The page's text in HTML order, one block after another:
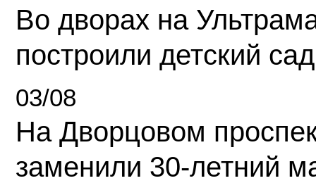
Во дворах на
построили детский сад
03/08
На Дворцовом
заменили 30-летний